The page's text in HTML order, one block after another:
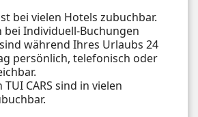
bei vielen Hotels zubuchbar.
bei Individuell-Buchungen
während Ihres Urlaubs 24
persönlich, telefonisch oder
CARS sind in vielen